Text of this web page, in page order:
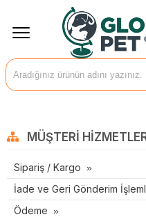
MÜŞTERI
Sipariş / Kargo
İade ve Geri Gönderim
Ödeme